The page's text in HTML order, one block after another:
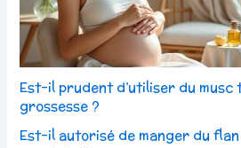
Est-il prudent d’utiliser du musc
grossesse ?
Est-il autorisé de manger du flan